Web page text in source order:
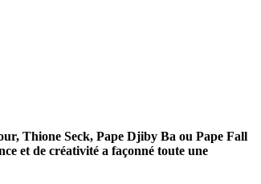
Thione Seck, Pape Djiby Ba ou Pape Fall
et de créativité a façonné toute une